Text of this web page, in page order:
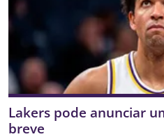
Lakers pode anunciar
breve